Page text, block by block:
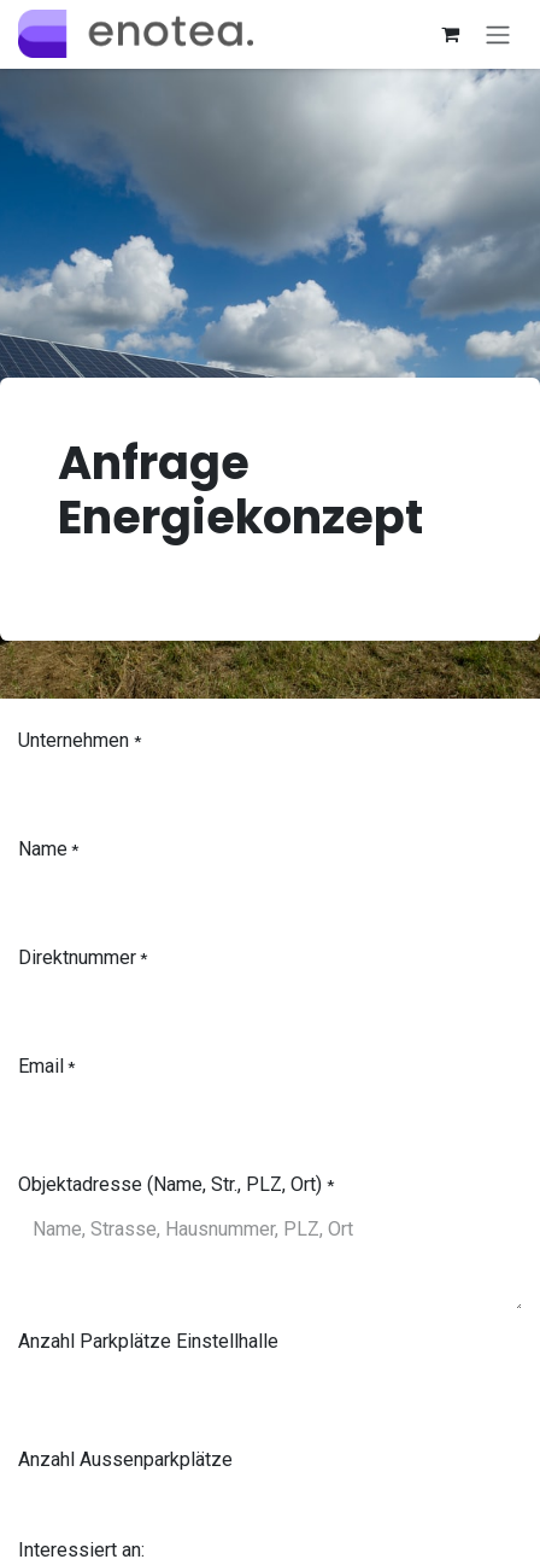
Zum Inhalt springen
Anfrage
Energiekonzept
Unternehmen *
Name*
Direktnummer*
Email*
Objektadresse (Name, Str., PLZ, Ort) *
Anzahl Parkplätze Einstellhalle
Anzahl Aussenparkplätze
Interessiert an: